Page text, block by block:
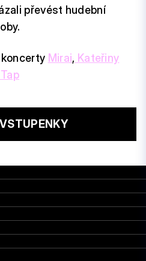
převést hudební
Mirai, Kateřiny